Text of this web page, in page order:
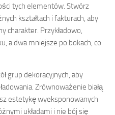
tych elementów. Stwórz
kształtach i fakturach, aby
charakter. Przykładowo,
a dwa mniejsze po bokach, co
grup dekoracyjnych, aby
Zrównoważenie białą
estetykę wyeksponowanych
układami i nie bój się